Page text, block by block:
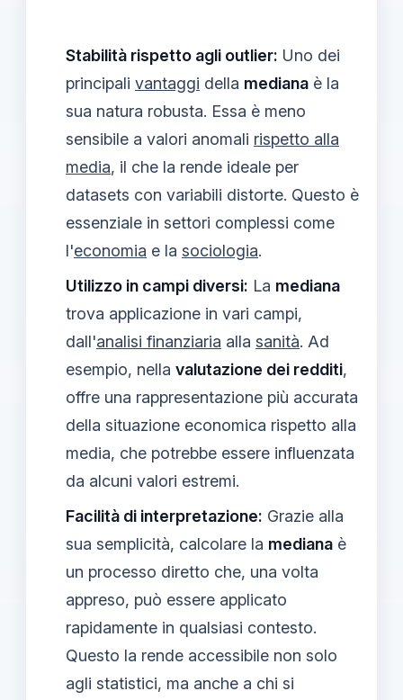
Stabilità rispetto agli outlier: Uno dei
principali vantaggi della mediana è la
sua natura robusta. Essa è meno
sensibile a valori anomali rispetto alla
media, il che la rende ideale per
datasets con variabili distorte. Questo è
essenziale in settori complessi come
l'economia e la sociologia.
Utilizzo in campi diversi: La mediana
trova applicazione in vari campi,
dall'analisi finanziaria alla sanità. Ad
esempio, nella valutazione dei redditi,
offre una rappresentazione più accurata
della situazione economica rispetto alla
media, che potrebbe essere influenzata
da alcuni valori estremi.
Facilità di interpretazione: Grazie alla
sua semplicità, calcolare la mediana è
un processo diretto che, una volta
appreso, può essere applicato
rapidamente in qualsiasi contesto.
Questo la rende accessibile non solo
agli statistici, ma anche a chi si